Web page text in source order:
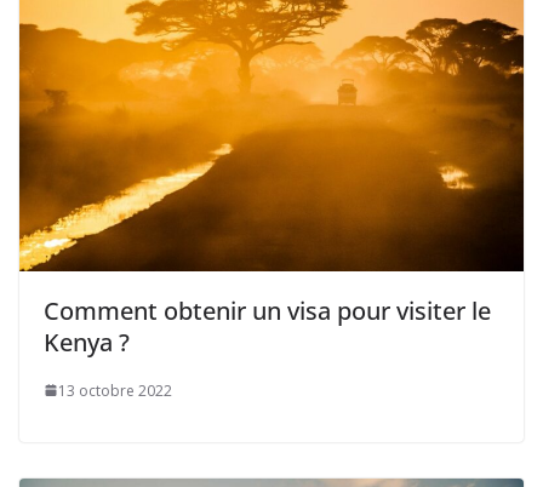
Comment obtenir un visa pour visiter le
Kenya ?
13 octobre 2022